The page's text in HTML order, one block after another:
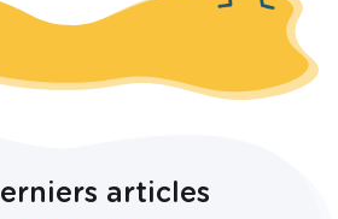
articles